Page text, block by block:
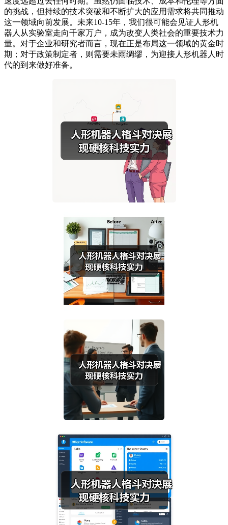
的挑战，但持续的技术突破和不断扩大的应用需求将共同推动
这一领域向前发展。未来10-15年，我们很可能会见证人形机
器人从实验室走向千家万户，成为改变人类社会的重要技术力
量。对于企业和研究者而言，现在正是布局这一领域的黄金时
期；对于政策制定者，则需要未雨绸缪，为迎接人形机器人时
代的到来做好准备。